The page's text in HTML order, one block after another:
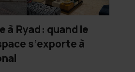
à Ryad : quand le
s’exporte à